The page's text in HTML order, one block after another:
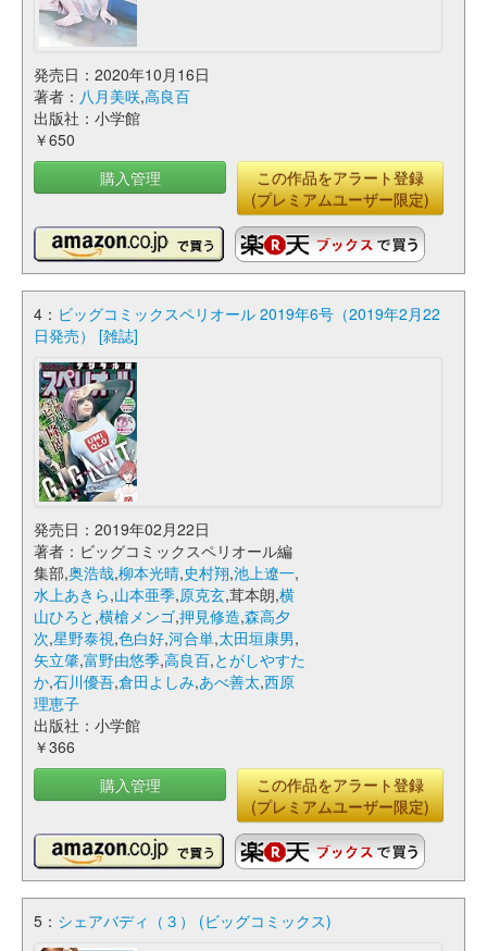
発売日：2020年10月16日
著者： 八月美咲,高良百
出版社：小学館
￥650
購入管理
この作品をアラート登録
(プレミアムユーザー限定)
4： ビッグコミックスペリオール 2019年6号（2019年2月22
日発売） [雑誌]
発売日：2019年02月22日
著者：ビッグコミックスペリオール編
集部,奥浩哉,柳本光晴,史村翔,池上遼一,
水上あきら,山本亜季,原克玄,茸本朗,横
山ひろと ,横槍メンゴ,押見修造,森高夕
次,星野泰視,色白好,河合単,太田垣康男,
矢立肇,富野由悠季,高良百,とがしやすた
か,石川優吾,倉田よしみ,あべ善太,西原
理恵子
出版社：小学館
￥366
購入管理
この作品をアラート登録
(プレミアムユーザー限定)
5： シェアバディ（３） (ビッグコミックス)